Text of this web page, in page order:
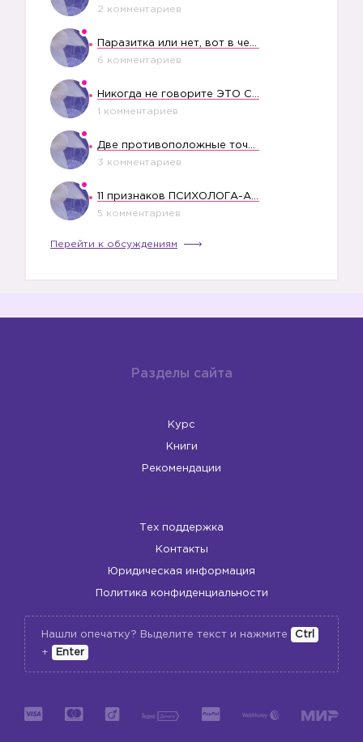
2 комментариев
6 комментариев
1 комментариев
3 комментариев
5 комментариев
Перейти к обсуждениям
Разделы сайта
Курс
Книги
Рекомендации
Тех поддержка
Контакты
Юридическая информация
Политика конфиденциальности
Нашли опечатку? Выделите текст и нажмите
Ctrl
+
Enter